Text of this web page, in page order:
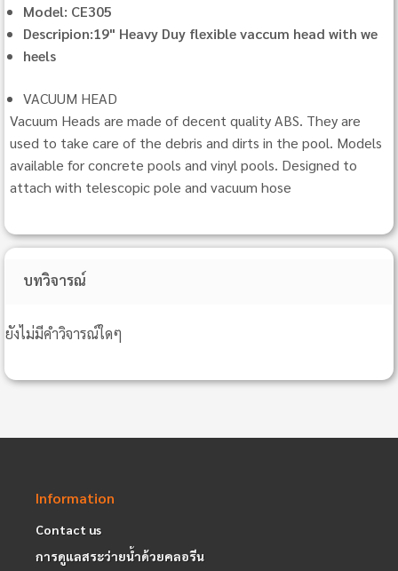
Model: CE305
Descripion:19" Heavy Duy flexible vaccum head with we
heels
VACUUM HEAD
Vacuum Heads are made of decent quality ABS. They are
used to take care of the debris and dirts in the pool. Models
available for concrete pools and vinyl pools. Designed to
attach with telescopic pole and vacuum hose
บทวิจารณ์
ยังไม่มีคำวิจารณ์ใดๆ
Information
Contact us
การดูแลสระว่ายน้ำด้วยคลอรีน